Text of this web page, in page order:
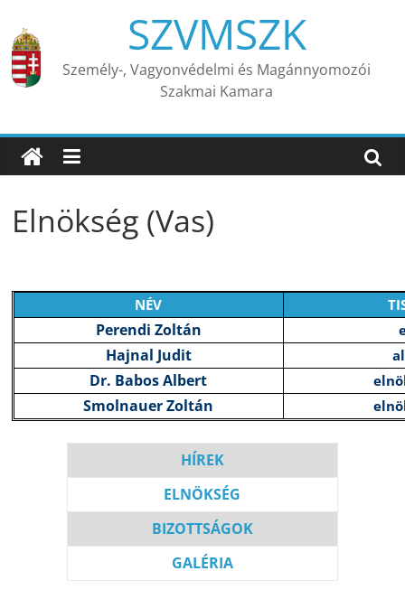
content
SZVMSZK
Személy-, Vagyonvédelmi és Magánnyomozói
Szakmai Kamara
Elnökség (Vas)
NÉV
Perendi Zoltán
Hajnal Judit
Dr. Babos Albert
Smolnauer Zoltán
HÍREK
ELNÖKSÉG
BIZOTTSÁGOK
GALÉRIA